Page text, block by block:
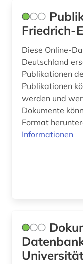
gotha (1)
Friedrich-
Diese Online-
Deutschland
Publikationen
Publikationen
werden und
Dokumente
Format
Informationen